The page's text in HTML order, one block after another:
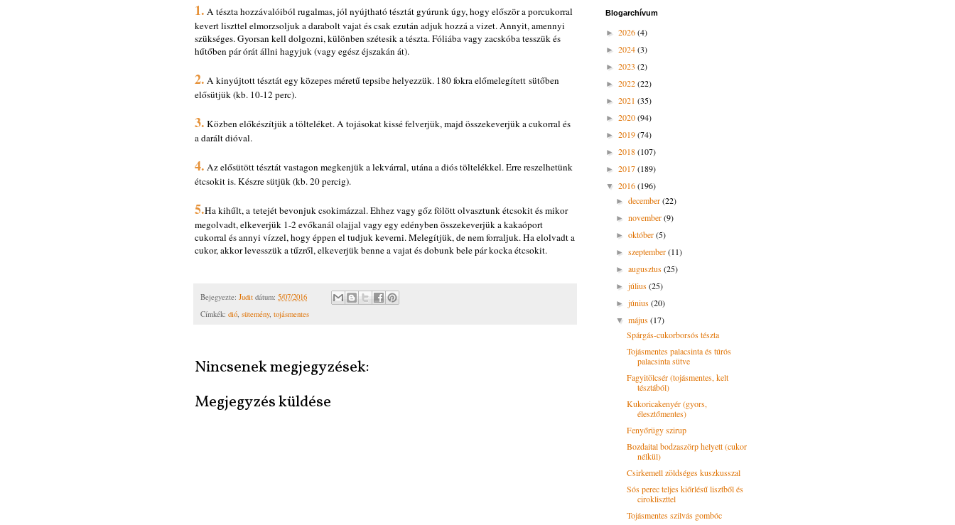
1. A tészta hozzávalóiból rugalmas, jól nyújtható tésztát gyúrunk úgy, hogy először a porcukorral
kevert liszttel elmorzsoljuk a darabolt vajat és csak ezután adjuk hozzá a vizet. Annyit, amennyi
szükséges. Gyorsan kell dolgozni, különben szétesik a tészta. Fóliába vagy zacskóba tesszük és
hűtőben pár órát állni hagyjuk (vagy egész éjszakán át).
2. A kinyújtott tésztát egy közepes méretű tepsibe helyezzük. 180 fokra előmelegített sütőben
elősütjük (kb. 10-12 perc).
3. Közben előkészítjük a tölteléket. A tojásokat kissé felverjük, majd összekeverjük a cukorral és
a darált dióval.
4. Az elősütött tésztát vastagon megkenjük a lekvárral, utána a diós töltelékkel. Erre reszelhetünk
étcsokit is. Készre sütjük (kb. 20 percig).
5.Ha kihűlt, a tetejét bevonjuk csokimázzal. Ehhez vagy gőz fölött olvasztunk étcsokit és mikor
megolvadt, elkeverjük 1-2 evőkanál olajjal vagy egy edényben összekeverjük a kakaóport
cukorral és annyi vízzel, hogy éppen el tudjuk keverni. Melegítjük, de nem forraljuk. Ha elolvadt a
cukor, akkor levesszük a tűzről, elkeverjük benne a vajat és dobunk bele pár kocka étcsokit.
Bejegyezte: Judit dátum: 5/07/2016
Címkék: dió, sütemény, tojásmentes
Nincsenek megjegyzések:
Megjegyzés küldése
Blogarchívum
► 2026(4)
► 2024(3)
► 2023 (2)
► 2022(22)
► 2021 (35)
► 2020(94)
► 2019(74)
► 2018(107)
► 2017(189)
▼ 2016(196)
►december(22)
►november(9)
►október(5)
►szeptember(11)
►augusztus(25)
►július(25)
►június(20)
▼május(17)
Spárgás-cukorborsós tészta
Tojásmentes palacsinta és túrós
palacsinta sütve
Fagyitölcsér (tojásmentes, kelt
tésztából)
Kukoricakenyér (gyors,
élesztőmentes)
Fenyőrügy szirup
Bozdaital bodzaszörp helyett (cukor
nélkül)
Csirkemell zöldséges kuszkusszal
Sós perec teljes kiőrlésű lisztből és
cirokliszttel
Tojásmentes szilvás gombóc